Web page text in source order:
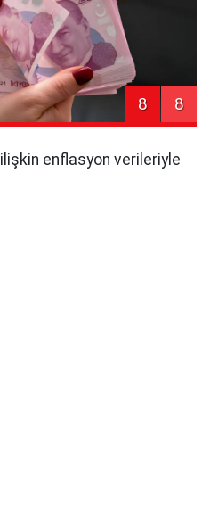
8 8
enflasyon verileriyle